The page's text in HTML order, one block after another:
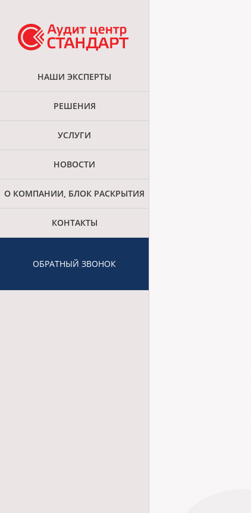
НАШИ ЭКСПЕРТЫ
РЕШЕНИЯ
УСЛУГИ
НОВОСТИ
О КОМПАНИИ, БЛОК РАСКРЫТИЯ
КОНТАКТЫ
ОБРАТНЫЙ ЗВОНОК